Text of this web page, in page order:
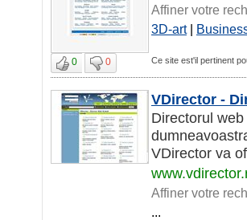
Affiner votre
3D-art|
0 0 Ce site est'il pertinent
VDirector -
Directorul
VDirector va
Affiner votre
...